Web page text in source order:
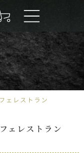
ェレストラン
ェレストラン